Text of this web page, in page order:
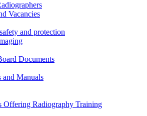
Vacancies
and protection
Documents
and Manuals
Offering Radiography Training